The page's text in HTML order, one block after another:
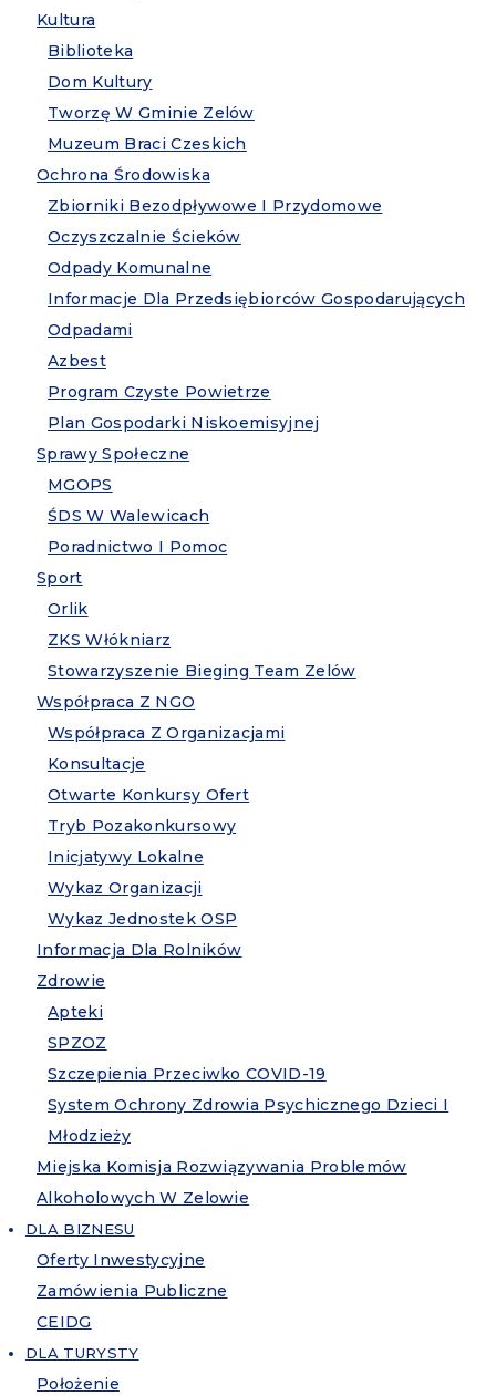
Kultura
Biblioteka
Dom Kultury
Tworzę W Gminie Zelów
Muzeum Braci Czeskich
Ochrona Środowiska
Zbiorniki Bezodpływowe I Przydomowe
Oczyszczalnie Ścieków
Odpady Komunalne
Informacje Dla Przedsiębiorców Gospodarujących
Odpadami
Azbest
Program Czyste Powietrze
Plan Gospodarki Niskoemisyjnej
Sprawy Społeczne
MGOPS
ŚDS W Walewicach
Poradnictwo I Pomoc
Sport
Orlik
ZKS Włókniarz
Stowarzyszenie Bieging Team Zelów
Współpraca Z NGO
Współpraca Z Organizacjami
Konsultacje
Otwarte Konkursy Ofert
Tryb Pozakonkursowy
Inicjatywy Lokalne
Wykaz Organizacji
Wykaz Jednostek OSP
Informacja Dla Rolników
Zdrowie
Apteki
SPZOZ
Szczepienia Przeciwko COVID-19
System Ochrony Zdrowia Psychicznego Dzieci I
Młodzieży
Miejska Komisja Rozwiązywania Problemów
Alkoholowych W Zelowie
DLA BIZNESU
Oferty Inwestycyjne
Zamówienia Publiczne
CEIDG
DLA TURYSTY
Położenie